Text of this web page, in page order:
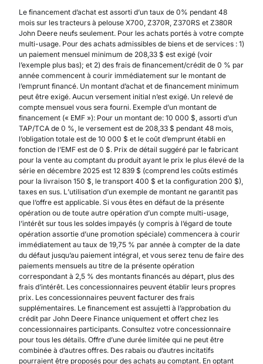
Le financement d’achat est assorti d’un taux de 0% pendant 48
mois sur les tracteurs à pelouse X700, Z370R, Z370RS et Z380R
John Deere neufs seulement. Pour les achats portés à votre compte
multi-usage. Pour des achats admissibles de biens et de services : 1)
un paiement mensuel minimum de 208,33 $ est exigé (voir
l’exemple plus bas); et 2) des frais de financement/crédit de 0 % par
année commencent à courir immédiatement sur le montant de
l’emprunt financé. Un montant d’achat et de financement minimum
peut être exigé. Aucun versement initial n’est exigé. Un relevé de
compte mensuel vous sera fourni. Exemple d’un montant de
financement (« EMF »): Pour un montant de: 10 000 $, assorti d’un
TAP/TCA de 0 %, le versement est de 208,33 $ pendant 48 mois,
l’obligation totale est de 10 000 $ et le coût d’emprunt établi en
fonction de l’EMF est de 0 $. Prix de détail suggéré par le fabricant
pour la vente au comptant du produit ayant le prix le plus élevé de la
série en décembre 2025 est 12 839 $ (comprend les coûts estimés
pour la livraison 150 $, le transport 400 $ et la configuration 200 $),
taxes en sus. L’utilisation d’un exemple de montant ne garantit pas
que l’offre est applicable. Si vous êtes en défaut de la présente
opération ou de toute autre opération d’un compte multi-usage,
l’intérêt sur tous les soldes impayés (y compris à l’égard de toute
opération assortie d’une promotion spéciale) commencera à courir
immédiatement au taux de 19,75 % par année à compter de la date
du défaut jusqu’au paiement intégral, et vous serez tenu de faire des
paiements mensuels au titre de la présente opération
correspondant à 2,5 % des montants financés au départ, plus des
frais d’intérêt. Les concessionnaires peuvent établir leurs propres
prix. Les concessionnaires peuvent facturer des frais
supplémentaires. Le financement est assujetti à l’approbation du
crédit par John Deere Finance uniquement et offert chez les
concessionnaires participants. Consultez votre concessionnaire
pour tous les détails. Offre d’une durée limitée qui ne peut être
combinée à d’autres offres. Des rabais ou d’autres incitatifs
pourraient être proposés pour des achats au comptant. En optant